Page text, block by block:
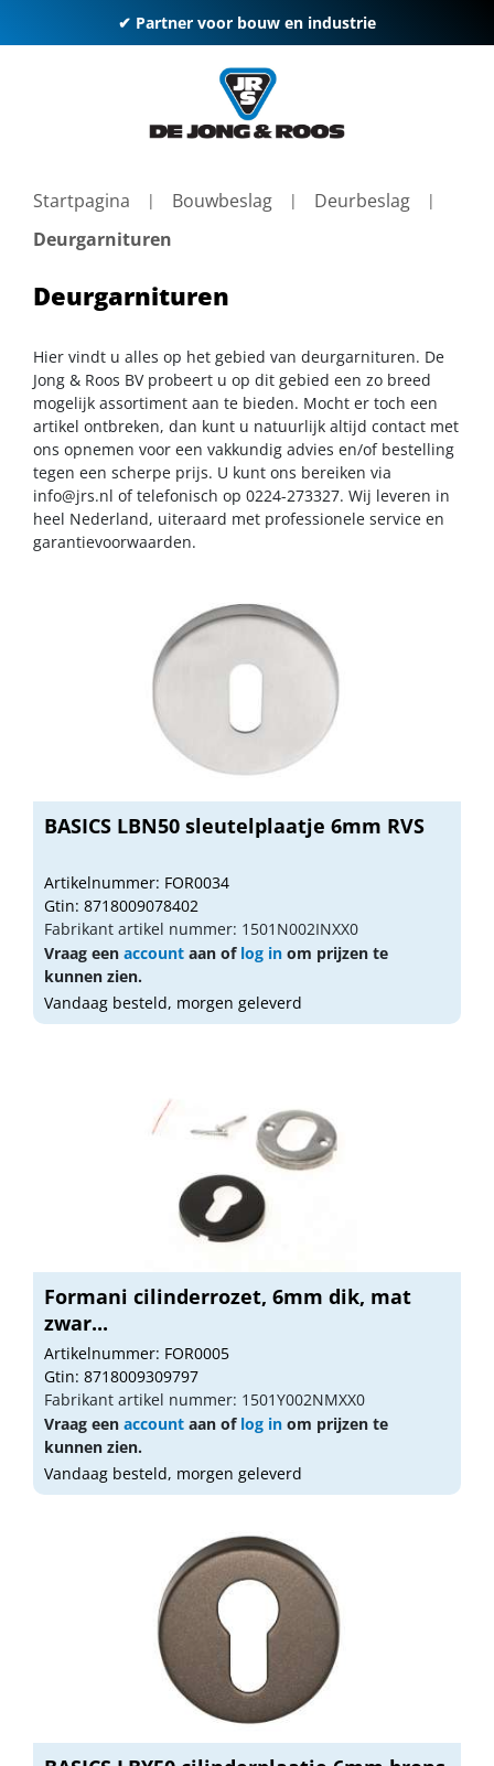
✔ Partner voor bouw en industrie
Startpagina Bouwbeslag
Deurbeslag
Deurgarnituren
Deurgarnituren
Hier vindt u alles op het gebied van deurgarnituren. De
Jong & Roos BV probeert u op dit gebied een zo breed
mogelijk assortiment aan te bieden. Mocht er toch een
artikel ontbreken, dan kunt u natuurlijk altijd contact met
ons opnemen voor een vakkundig advies en/of bestelling
tegen een scherpe prijs. U kunt ons bereiken via
info@jrs.nl of telefonisch op 0224-273327. Wij leveren in
heel Nederland, uiteraard met professionele service en
garantievoorwaarden.
BASICS LBN50 sleutelplaatje 6mm RVS
Artikelnummer: FOR0034
Gtin: 8718009078402
Fabrikant artikel nummer: 1501N002INXX0
Vraag een account aan of log in om prijzen te
kunnen zien.
Vandaag besteld, morgen geleverd
Formani cilinderrozet, 6mm dik, mat
zwar...
Artikelnummer: FOR0005
Gtin: 8718009309797
Fabrikant artikel nummer: 1501Y002NMXX0
Vraag een account aan of log in om prijzen te
kunnen zien.
Vandaag besteld, morgen geleverd